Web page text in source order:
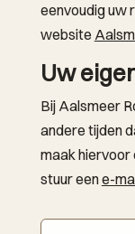
eenvoudig uw
website
Uw
Bij Aalsmeer
andere tijden
maak hiervoor
stuur eene-